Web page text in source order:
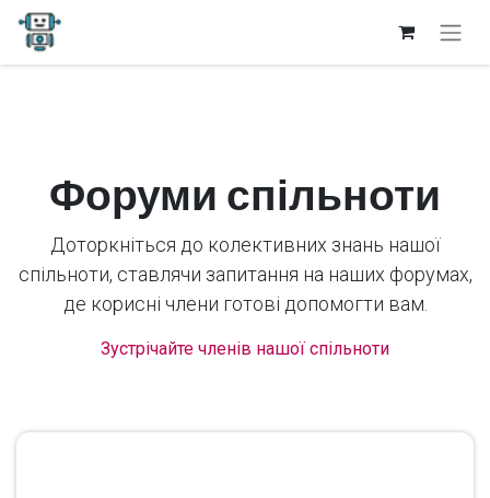
Форуми спільноти
Доторкніться до колективних знань нашої
спільноти, ставлячи запитання на наших форумах,
де корисні члени готові допомогти вам.
Зустрічайте членів нашої спільноти